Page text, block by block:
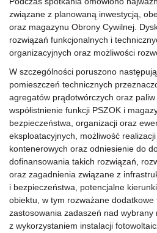
związane z planowaną inwestycją,
oraz magazynu Obrony Cywilnej.
rozwiązań funkcjonalnych i
organizacyjnych oraz możliwości
W szczególności poruszono
pomieszczeń technicznych
agregatów prądotwórczych oraz paliw
współistnienie funkcji PSZOK i
bezpieczeństwa, organizacji oraz
eksploatacyjnych, możliwość
kontenerowych oraz odniesienie do
dofinansowania takich rozwiązań,
oraz zagadnienia związane z
i bezpieczeństwa, potencjalne
obiektu, w tym rozważane dodatkowe
zastosowania zadaszeń nad wybrany
z wykorzystaniem instalacji